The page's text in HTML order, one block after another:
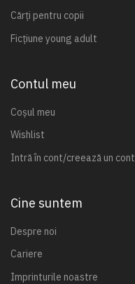
Cărți pentru copii
Ficțiune young adult
Contul meu
Coșul meu
Wishlist
Intră în cont/creează un cont
Cine suntem
Despre noi
Cariere
Imprinturile noastre